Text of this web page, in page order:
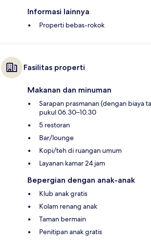
Informasi lainnya
Properti bebas-rokok
Fasilitas properti
Makanan dan minuman
Sarapan prasmanan (dengan biaya
pukul 06.30–10.30
5 restoran
Bar/lounge
Kopi/teh di ruangan umum
Layanan kamar 24 jam
Bepergian dengan anak-anak
Klub anak gratis
Kolam renang anak
Taman bermain
Penitipan anak gratis